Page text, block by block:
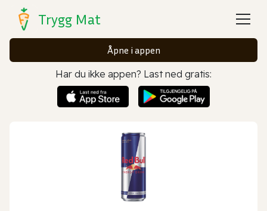
Trygg Mat
Åpne i appen
Har du ikke appen? Last ned gratis: